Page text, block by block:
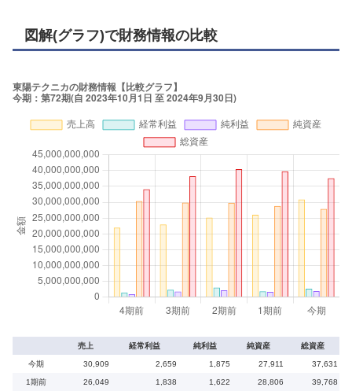
図解(グラフ)で財務情報の比較
売上 経常利益 純利益 純資産 総資産
今期 30,909 2,659 1,875 27,911 37,631
1期前 26,049 1,838 1,622 28,806 39,768